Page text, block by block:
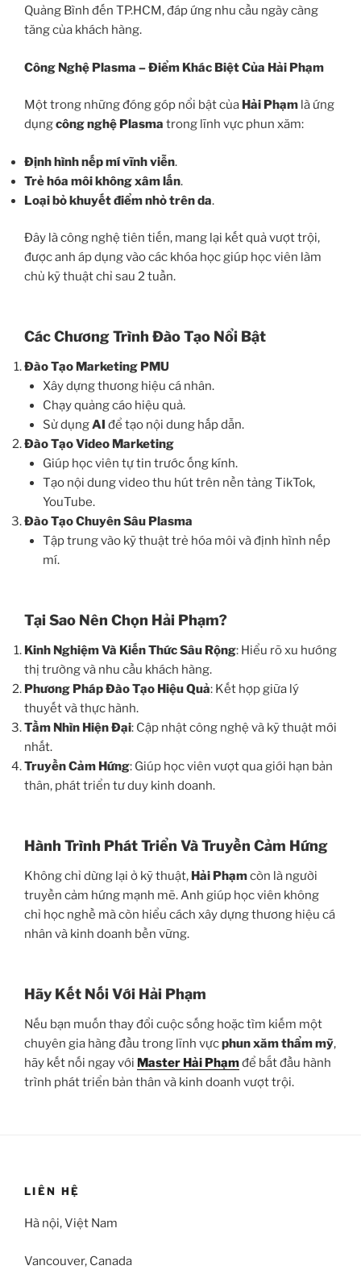
Quảng Bình đến TP.HCM, đáp ứng nhu cầu ngày càng
tăng của khách hàng.
Công Nghệ Plasma – Điểm Khác Biệt Của Hải Phạm
Một trong những đóng góp nổi bật của Hải Phạm là ứng
dụngcông nghệ Plasma trong lĩnh vực phun xăm:
Định hình nếp mí vĩnh viễn.
Trẻ hóa môi không xâm lấn.
Loại bỏ khuyết điểm nhỏ trên da.
Đây là công nghệ tiên tiến, mang lại kết quả vượt trội,
được anh áp dụng vào các khóa học giúp học viên làm
chủ kỹ thuật chỉ sau 2 tuần.
Các Chương Trình Đào Tạo Nổi Bật
Đào Tạo Marketing PMU
Xây dựng thương hiệu cá nhân.
Chạy quảng cáo hiệu quả.
Sử dụngAI để tạo nội dung hấp dẫn.
Đào Tạo Video Marketing
Giúp học viên tự tin trước ống kính.
Tạo nội dung video thu hút trên nền tảng TikTok,
YouTube.
Đào Tạo Chuyên Sâu Plasma
Tập trung vào kỹ thuật trẻ hóa môi và định hình nếp
mí.
Tại Sao Nên Chọn Hải Phạm?
Kinh Nghiệm Và Kiến Thức Sâu Rộng: Hiểu rõ xu hướng
thị trường và nhu cầu khách hàng.
Phương Pháp Đào Tạo Hiệu Quả: Kết hợp giữa lý
thuyết và thực hành.
Tầm Nhìn Hiện Đại: Cập nhật công nghệ và kỹ thuật mới
nhất.
Truyền Cảm Hứng: Giúp học viên vượt qua giới hạn bản
thân, phát triển tư duy kinh doanh.
Hành Trình Phát Triển Và Truyền Cảm Hứng
Không chỉ dừng lại ở kỹ thuật, Hải Phạmcòn là người
truyền cảm hứng mạnh mẽ. Anh giúp học viên không
chỉ học nghề mà còn hiểu cách xây dựng thương hiệu cá
nhân và kinh doanh bền vững.
Hãy Kết Nối Với Hải Phạm
Nếu bạn muốn thay đổi cuộc sống hoặc tìm kiếm một
chuyên gia hàng đầu trong lĩnh vựcphun xăm thẩm mỹ,
hãy kết nối ngay với Master Hải Phạmđể bắt đầu hành
trình phát triển bản thân và kinh doanh vượt trội.
LIÊN HỆ
Hà nội, Việt Nam
Vancouver, Canada